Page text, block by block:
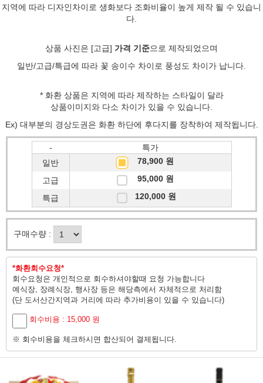
지역에 따라 디자인차이로 생화보다 조화비율이 높게 제작 될 수 있습니
다.
상품 사진은 [고급] 가격 기준으로 제작되었으며
일반/고급/특급에 따라 꽃 송이수 차이로 풍성도 차이가 납니다.
* 화환 상품은 지역에 따라 제작하는 스타일이 달라
상품이미지와 다소 차이가 있을 수 있습니다.
Ex) 대부분의 경상도권은 화환 하단에 후다지를 장착하여 제작됩니다.
-
특가
일반
78,900 원
고급 95,000 원
특급 120,000 원
구매수량 :
*화환회수요청*
회수요청은 개인적으로 회수하셔야할때 요청 가능합니다
예식장, 장례식장, 행사장 등은 해당측에서 자체적으로 처리함
(단 도서산간지역과 거리에 따라 추가비용이 있을 수 있습니다)
회수비용 : 15,000 원
※ 회수비용을 체크하시면 합산되어 결제됩니다.